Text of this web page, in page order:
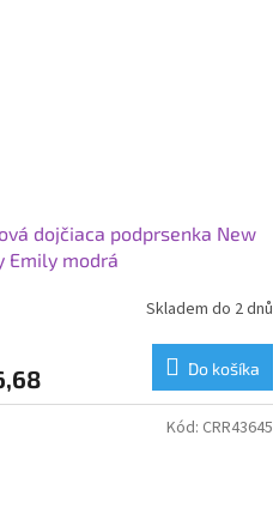
dojčiaca podprsenka New
Emily modrá
Skladem do 2 dnů
Do košíka
Kód: CRR43645